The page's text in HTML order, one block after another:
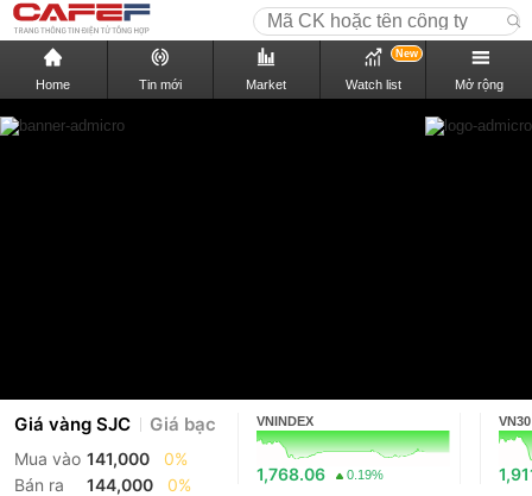
Home Tin mới Market Watch list
New
Mở rộng
Giá vàng SJC Giá bạc
Mua vào 141,000
0%
Bán ra
144,000 0%
VNINDEX
1,768.06 0.19%
VN30